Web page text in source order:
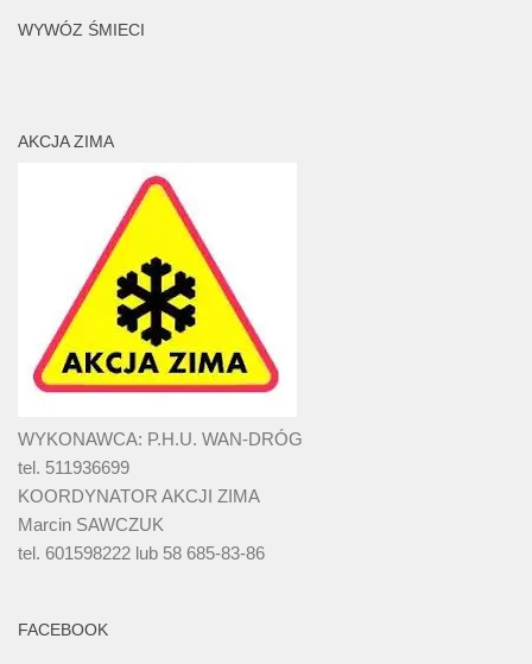
WYWÓZ ŚMIECI
AKCJA ZIMA
WYKONAWCA: P.H.U. WAN-DRÓG
tel. 511936699
KOORDYNATOR AKCJI ZIMA
Marcin SAWCZUK
tel. 601598222 lub 58 685-83-86
FACEBOOK